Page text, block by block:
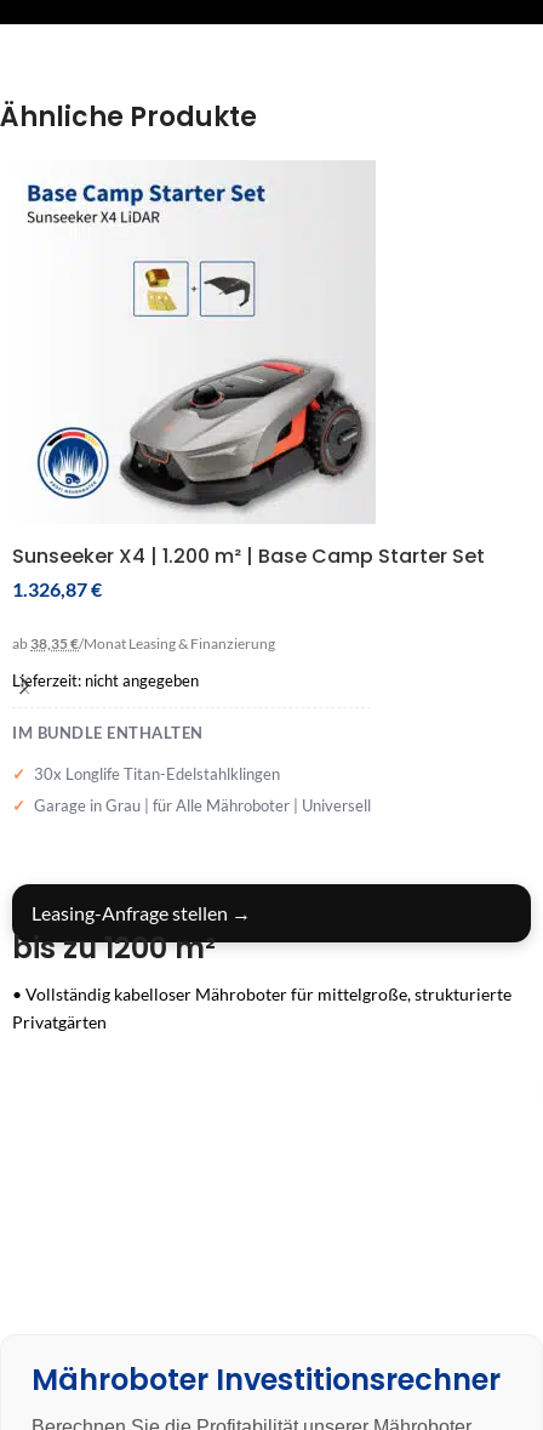
Ähnliche Produkte
Sunseeker X4 | 1.200 m² | Base Camp Starter Set
1.326,87€
ab 38,35 €/Monat Leasing & Finanzierung
Lieferzeit: nicht angegeben
IM BUNDLE ENTHALTEN
30x Longlife Titan-Edelstahlklingen
Garage in Grau | für Alle Mähroboter | Universell
Leasing-Anfrage stellen →
bis zu 1200 m²
• Vollständig kabelloser Mähroboter für mittelgroße, strukturierte
Privatgärten
Mähroboter Investitionsrechner